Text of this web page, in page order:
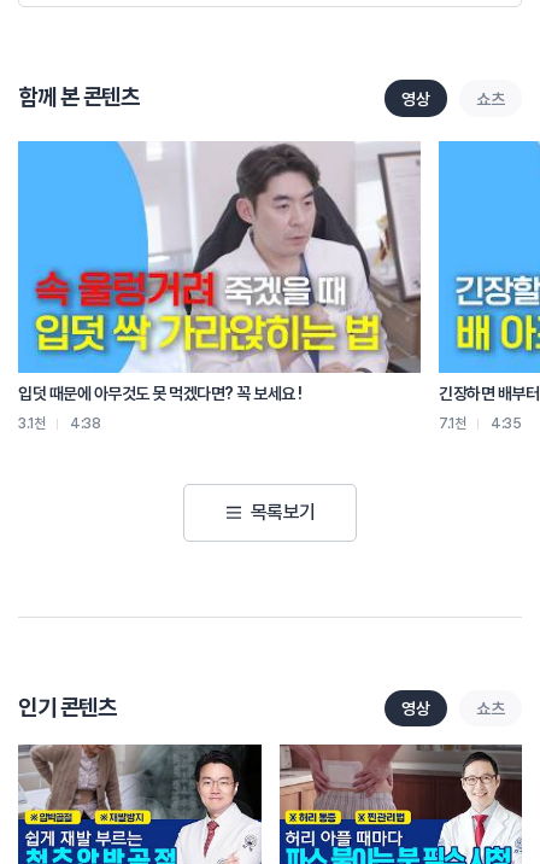
이젠 좀 과식을 하거나 기름진 음식을 먹으면
꼭 알려 주세요.
이거는 체하는 사람들만 체한다.
급체하는 사람들이 습관적으로 급체를 하고
안 하는 사람들은 안 해.
결국에는 그것도 뇌의 프로그래밍이야.
위장에 어느 정도 부담이 가면
이걸 멈춘다라는 뇌의 프로그램이 되는 사람들은
위장에 멈춰 버리는 쪽으로 가는 거고
그렇게까지 뇌 사인이 안 가는 사람들은 체 안 하는 거야.
그러니까는 하는 사람들이 계속 하니까
이 사람들이 너무 힘든 거지.
채했을 때 내 한의 사니까 딱 먼저 떠오르는게 뭐야?
그 자극은 어느 곳을 자극하는 것보다
어 씨 뭐야 하면서 충격이 가지.
그다음에 뭐 흔히 많이 하잖아.
이런 뭐 손가락살 합곡혈,
뭐 정강이 족삼리혈,
배의 중완혈 이런 것들 지압하라고 하는 건데
함께 본 콘텐츠 영상 쇼츠
입덧 때문에 아무것도 못 먹겠다면? 꼭 보세요 !
3.1천 4:38
긴장하면 배부
7.1천 4:35
목록보기
인기 콘텐츠 영상 쇼츠